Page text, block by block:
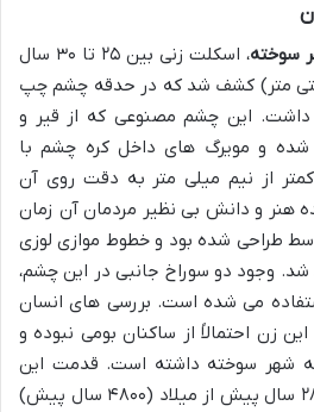
سوخته
، اسکلت زنی بین ۲۵ تا ۳۰ سال
بلند (حدود ۱۸۰ سانتی متر) کشف شد که در حدقه چشم چپ
داشت. این چشم مصنوعی که از قیر و
شده و مویرگ های داخل کره چشم با
از نیم میلی متر به دقت روی آن
هنر و دانش بی نظیر مردمان آن زمان
طراحی شده بود و خطوط موازی لوزی
وجود دو سوراخ جانبی در این چشم،
می شده است. بررسی های انسان
زن احتمالاً از ساکنان بومی نبوده و
به شهر سوخته داشته است. قدمت این
چشم مصنوعی به حدود ۲۸۰۰ سال پیش از میلاد (۴۸۰۰ سال پیش)